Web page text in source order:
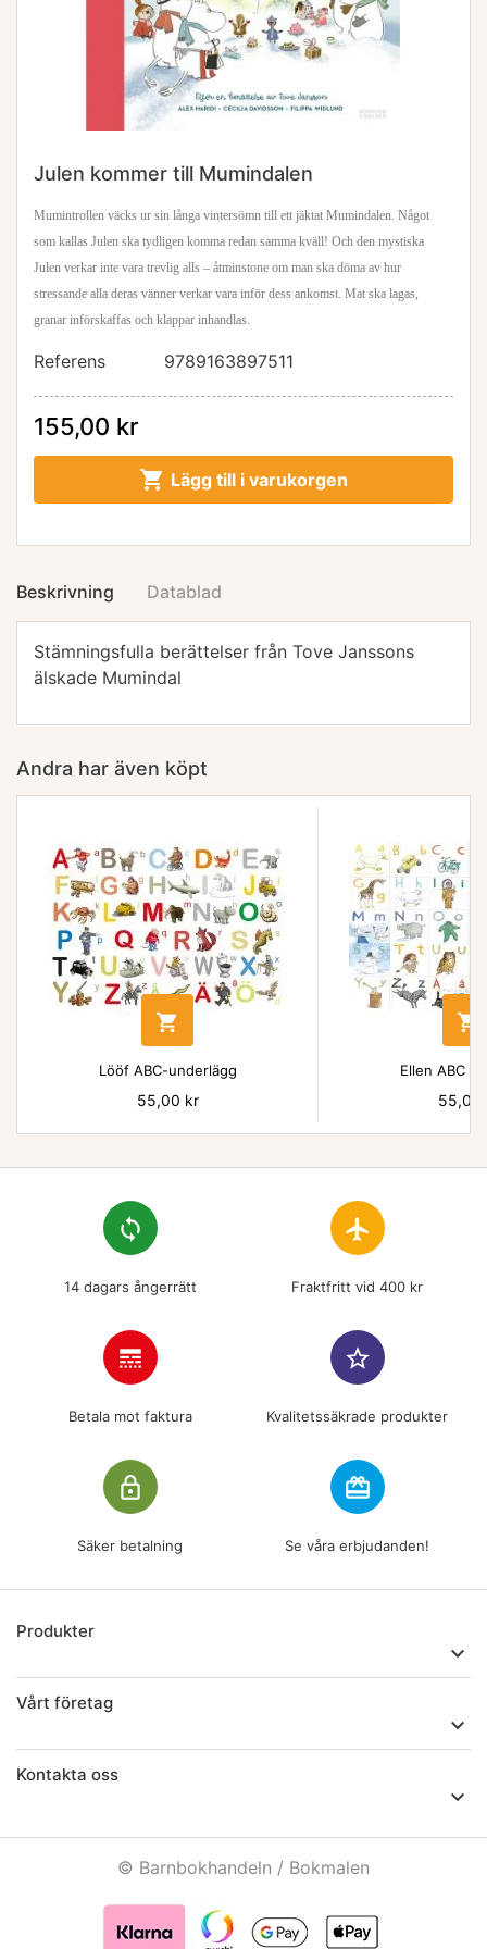
Julen kommer till Mumindalen
Mumintrollen väcks ur sin långa vintersömn till ett jäktat Mumindalen. Något
som kallas Julen ska tydligen komma redan samma kväll! Och den mystiska
Julen verkar inte vara trevlig alls – åtminstone om man ska döma av hur
stressande alla deras vänner verkar vara inför dess ankomst. Mat ska lagas,
granar införskaffas och klappar inhandlas.
Referens 9789163897511
155,00 kr
 Lägg till i varukorgen
Beskrivning Datablad
Stämningsfulla berättelser från Tove Janssons
älskade Mumindal
Andra har även köpt

Lööf ABC-underlägg
Pris
55,00 kr

Ellen ABC
Pris
55,00
loop
14 dagars ångerrätt
flight
Fraktfritt vid 400 kr
line_style
Betala mot faktura
star_border
Kvalitetssäkrade produkter
lock_outline
Säker betalning
redeem
Se våra erbjudanden!
Produkter

Vårt företag

Kontakta oss

© Barnbokhandeln / Bokmalen